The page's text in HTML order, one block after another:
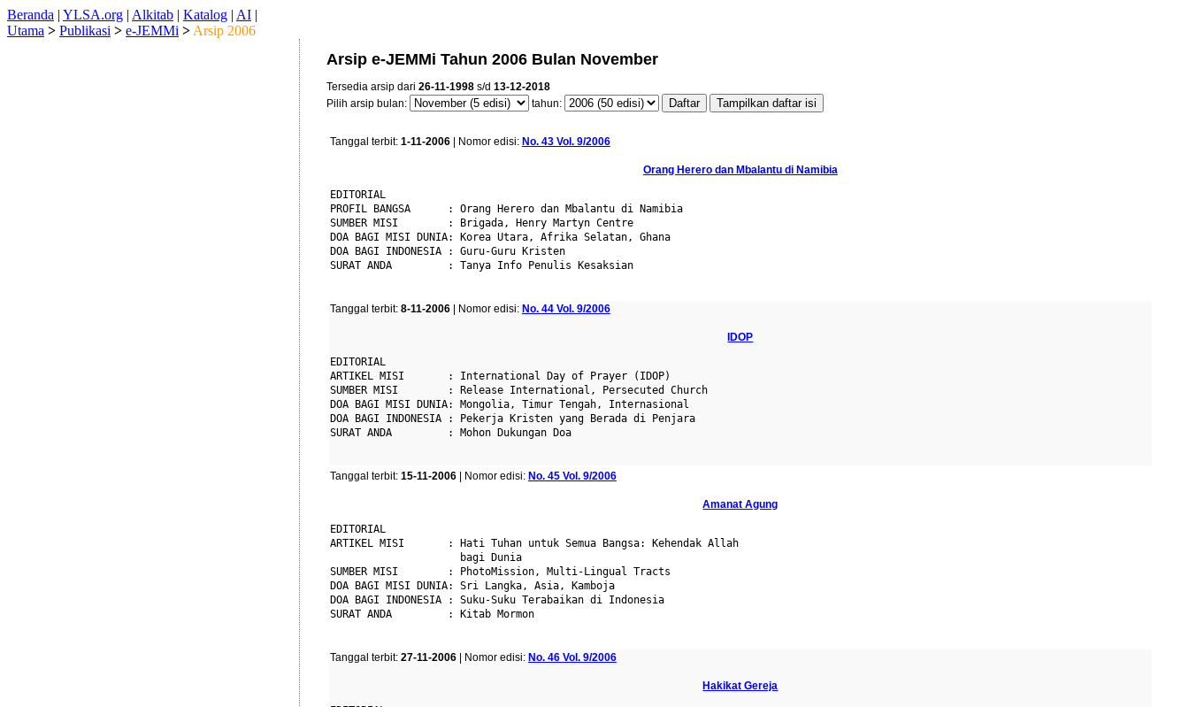
Beranda | YLSA.org | Alkitab | Katalog | AI |
Utama > Publikasi > e-JEMMi > Arsip 2006
Arsip e-JEMMi Tahun 2006 Bulan November
Tersedia arsip dari 26-11-1998s/d 13-12-2018
Pilih arsip bulan:
tahun:
Tanggal terbit: 1-11-2006| Nomor edisi: No. 43 Vol. 9/2006
Orang Herero dan Mbalantu di Namibia
EDITORIAL
PROFIL BANGSA      : Orang Herero dan Mbalantu di Namibia
SUMBER MISI        : Brigada, Henry Martyn Centre
DOA BAGI MISI DUNIA: Korea Utara, Afrika Selatan, Ghana
DOA BAGI INDONESIA : Guru-Guru Kristen
SURAT ANDA         : Tanya Info Penulis Kesaksian
Tanggal terbit: 8-11-2006| Nomor edisi: No. 44 Vol. 9/2006
IDOP
EDITORIAL
ARTIKEL MISI       : International Day of Prayer (IDOP)
SUMBER MISI        : Release International, Persecuted Church
DOA BAGI MISI DUNIA: Mongolia, Timur Tengah, Internasional
DOA BAGI INDONESIA : Pekerja Kristen yang Berada di Penjara
SURAT ANDA         : Mohon Dukungan Doa
Tanggal terbit: 15-11-2006| Nomor edisi: No. 45 Vol. 9/2006
Amanat Agung
EDITORIAL
ARTIKEL MISI       : Hati Tuhan untuk Semua Bangsa: Kehendak Allah
                     bagi Dunia
SUMBER MISI        : PhotoMission, Multi-Lingual Tracts
DOA BAGI MISI DUNIA: Sri Langka, Asia, Kamboja
DOA BAGI INDONESIA : Suku-Suku Terabaikan di Indonesia
SURAT ANDA         : Kitab Mormon
Tanggal terbit: 27-11-2006| Nomor edisi: No. 46 Vol. 9/2006
Hakikat Gereja